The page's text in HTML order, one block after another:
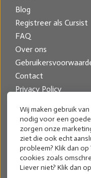
Blog
Registreer als Cursist
FAQ
Over ons
Contact
Privacy Policy
Contact
Mariella Wassing
mariel@cursusgimp.nl
Wij maken gebruik
nodig voor een
zorgen onze
ziet die ook echt
probleem? Klik dan
cookies zoals
Liever niet? Klik dan